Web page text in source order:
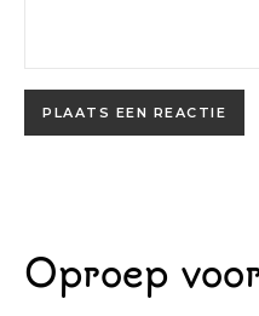
Oproep